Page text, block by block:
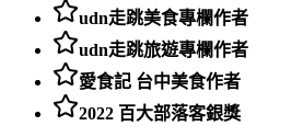
udn走跳美食專欄作者
udn走跳旅遊專欄作者
愛食記 台中美食作者
2022 百大部落客銀獎